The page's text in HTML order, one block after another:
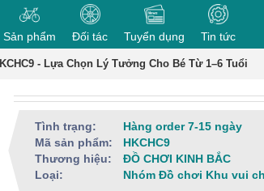
Sản phẩm Đối tác Tuyển dụng Tin tức
- Lựa Chọn Lý Tưởng Cho Bé Từ 1–6 Tuổi
Tình trạng:
Hàng order 7-15 ngày
Mã sản phẩm:
HKCHC9
Thương hiệu:
ĐỒ CHƠI KINH BẮC
Loại:
Nhóm Đồ chơi Khu vui